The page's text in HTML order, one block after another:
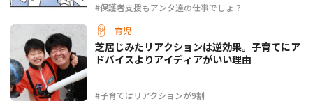
#保護者支援もアンタ達の仕事でしょ？
育児
#子育てはリアクションが9割
芝居じみたリアクションは逆効果。子育てにア
ドバイスよりアイディアがいい理由